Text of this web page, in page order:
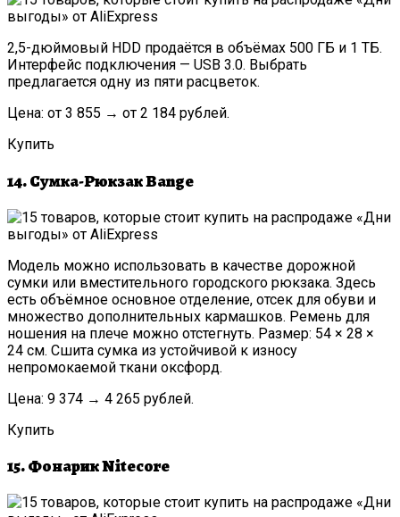
2,5-дюймовый HDD продаётся в объёмах 500 ГБ и 1 ТБ.
Интерфейс подключения — USB 3.0. Выбрать
предлагается одну из пяти расцветок.
Цена: от 3 855 → от 2 184 рублей.
Купить
14. Сумка-Рюкзак Bange
Модель можно использовать в качестве дорожной
сумки или вместительного городского рюкзака. Здесь
есть объёмное основное отделение, отсек для обуви и
множество дополнительных кармашков. Ремень для
ношения на плече можно отстегнуть. Размер: 54 × 28 ×
24 см. Сшита сумка из устойчивой к износу
непромокаемой ткани оксфорд.
Цена: 9 374 → 4 265 рублей.
Купить
15. Фонарик Nitecore